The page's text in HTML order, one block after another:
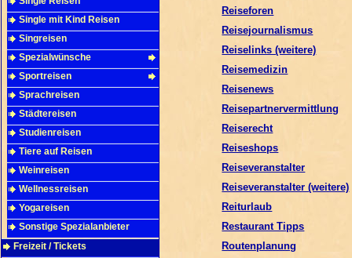
Single mit Kind Reisen
Singreisen
Spezialwünsche
Sportreisen
Sprachreisen
Städtereisen
Studienreisen
Tiere auf Reisen
Weinreisen
Wellnessreisen
Yogareisen
Sonstige Spezialanbieter
Freizeit / Tickets
Reiseforen
Reisejournalismus
Reiselinks (weitere)
Reisemedizin
Reisenews
Reisepartnervermittlung
Reiserecht
Reiseshops
Reiseveranstalter
Reiseveranstalter (weitere)
Reiturlaub
Restaurant Tipps
Routenplanung